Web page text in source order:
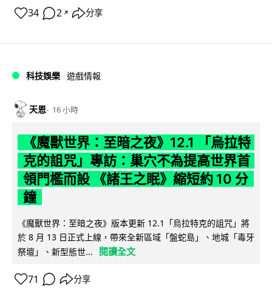
34 2 ↗ 分享
科技娛樂 遊戲情報
天恩 16 小時
《魔獸世界：至暗之夜》12.1 「烏拉特
克的詛咒」專訪：巢穴不為提高世界首
領門檻而設 《諸王之眠》縮短約 10 分
鐘
《魔獸世界：至暗之夜》版本更新 12.1「烏拉特克的詛咒」將
於 8 月 13 日正式上線，帶來全新區域「盤蛇島」、地城「毒牙
祭壇」、新型態世...
閱讀全文
71 分享